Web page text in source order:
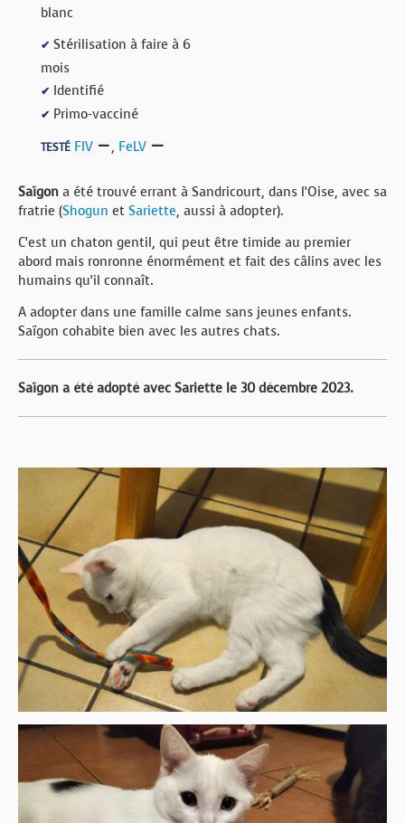
blanc
✔ Stérilisation à faire à 6
mois
✔ Identifié
✔ Primo-vacciné
TESTÉ FIV , FeLV
Saïgon a été trouvé errant à Sandricourt, dans l’Oise, avec sa
fratrie (Shogun et Sariette, aussi à adopter).
C’est un chaton gentil, qui peut être timide au premier
abord mais ronronne énormément et fait des câlins avec les
humains qu’il connaît.
A adopter dans une famille calme sans jeunes enfants.
Saïgon cohabite bien avec les autres chats.
Saïgon a été adopté avec Sariette le 30 décembre 2023.